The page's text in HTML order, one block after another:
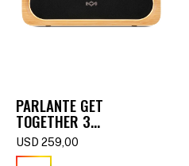
PARLANTE GET
TOGETHER 3
(BLUETOOTH) -
SIGNATURE BLACK
USD 259,00